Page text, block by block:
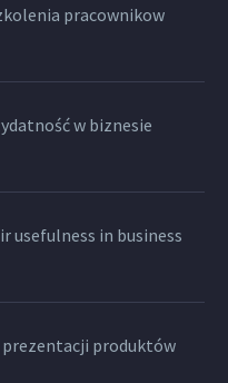
pracownikow
w biznesie
usefulness in business
produktów